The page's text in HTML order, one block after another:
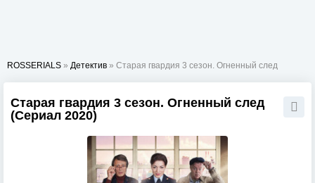
ROSSERIALS » Детектив » Старая гвардия 3 сезон. Огненный след
Старая гвардия 3 сезон. Огненный след
(Сериал 2020)